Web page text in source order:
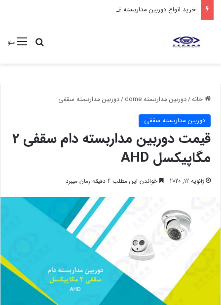
خرید انواع دوربین مداربسته غیر قابل دید مخفی
منوجستجو
خانه/دوربین مداربسته dome /دوربین مداربسته سقفی
دوربین مداربسته سقفی
قیمت دوربین مداربسته دام سقفی 2
مگاپیکسل AHD
ژانویه 12, 2020 خواندن این مطلب 2 دقیقه زمان میبرد